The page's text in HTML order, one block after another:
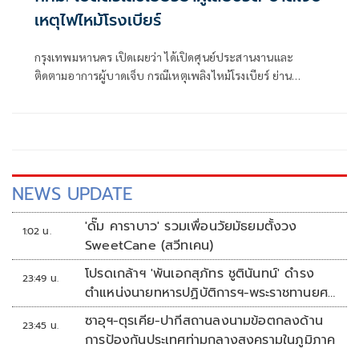
เหตุไฟไหม้โรงเบียร์
กรุงเทพมหานคร เปิดเผยว่า ได้เปิดศุนย์ประสานงานและ
ติดตามอาการผู้บาดเจ็บ กรณีเหตุเพลิงไหม้โรงเบียร์ ย่าน
NEWS UPDATE
1:02 น.
'ดั๊ม คาราบาว' รวมเพื่อนวัยมัธยมตั้งวง
SweetCane (สวีทเคน)
23:49 น.
โปรดเกล้าฯ 'พันเอกสุภัทร ชูตินันทน์' ดำรง
ตำแหน่งนายทหารปฏิบัติการฯ-พระราชทานยศ
'พลตรี'
23:45 น.
ซาอุฯ-ตุรเคีย-ปากีสถานลงนามข้อตกลงด้าน
การป้องกันประเทศท่ามกลางสงครามในภูมิภาค